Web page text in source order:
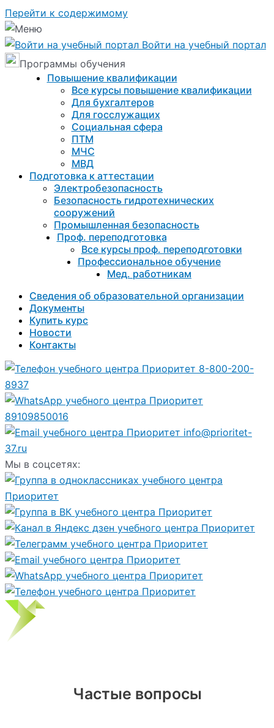
Перейти к содержимому
Войти на учебный портал
Программы обучения
Повышение квалификации
Все курсы повышение квалификации
Для бухгалтеров
Для госслужащих
Социальная сфера
ПТМ
МЧС
МВД
Подготовка к aттестации
Электробезопасность
Безопасность гидротехнических
сооружений
Промышленная безопасность
Проф. переподготовка
Все курсы проф. переподготовки
Профессиональное обучение
Мед. работникам
Сведения об образовательной организации
Документы
Купить курс
Новости
Контакты
8-800-200-
8937
89109850016
info@prioritet-
37.ru
Мы в соцсетях:
Частые вопросы